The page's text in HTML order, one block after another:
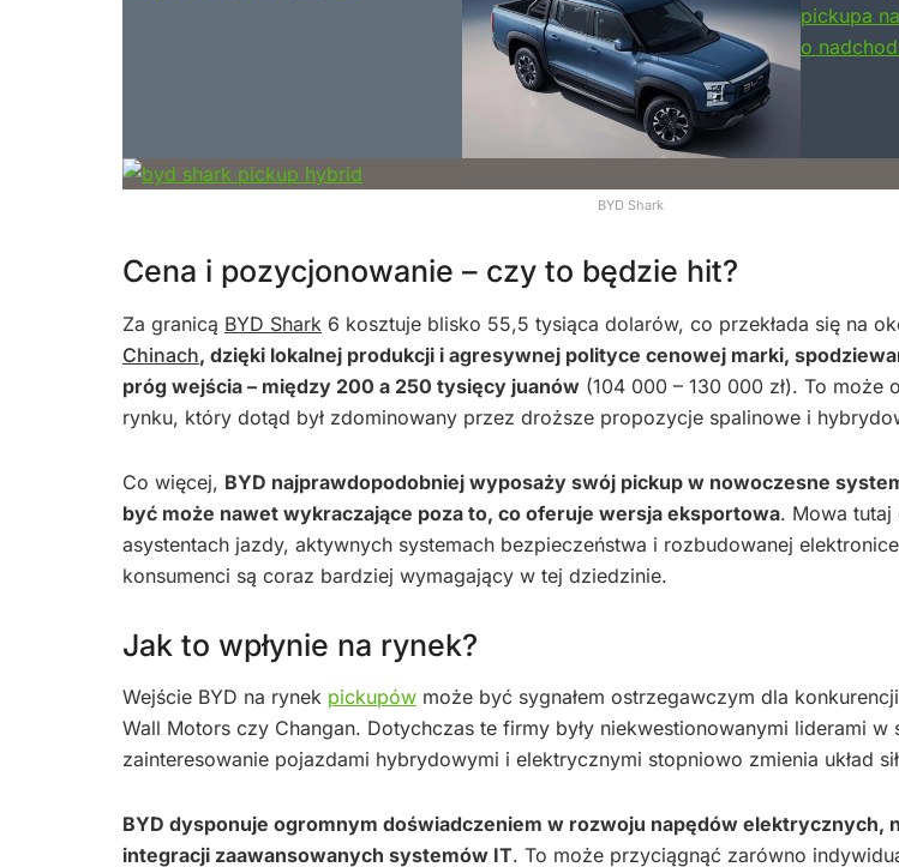
BYD Shark
Cena i pozycjonowanie – czy to będzie hit?
Za granicą BYD Shark 6 kosztuje blisko 55,5 tysiąca dolarów, co przekłada się na
Chinach, dzięki lokalnej produkcji i agresywnej polityce cenowej marki,
próg wejścia – między 200 a 250 tysięcy juanów (104 000 – 130 000 zł). To może
rynku, który dotąd był zdominowany przez droższe propozycje spalinowe i
Co więcej, BYD najprawdopodobniej wyposaży swój pickup w nowoczesne
być może nawet wykraczające poza to, co oferuje wersja eksportowa. Mowa tutaj
asystentach jazdy, aktywnych systemach bezpieczeństwa i rozbudowanej
konsumenci są coraz bardziej wymagający w tej dziedzinie.
Jak to wpłynie na rynek?
Wejście BYD na rynek pickupów może być sygnałem ostrzegawczym dla
Wall Motors czy Changan. Dotychczas te firmy były niekwestionowanymi liderami w
zainteresowanie pojazdami hybrydowymi i elektrycznymi stopniowo zmienia układ
BYD dysponuje ogromnym doświadczeniem w rozwoju napędów elektrycznych,
integracji zaawansowanych systemów IT. To może przyciągnąć zarówno